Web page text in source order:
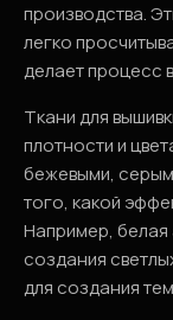
производства.
легко
делает процесс
Ткани для
плотности и
бежевыми,
того, какой
Например, белая
создания
для создания